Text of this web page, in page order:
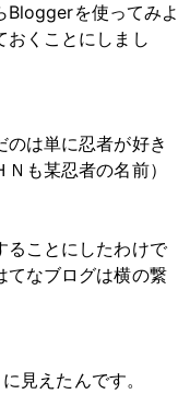
Bloggerを使ってみよ
おくことにしまし
は単に忍者が好き
も某忍者の名前）
ることにしたわけで
てなブログは横の繋
見えたんです。